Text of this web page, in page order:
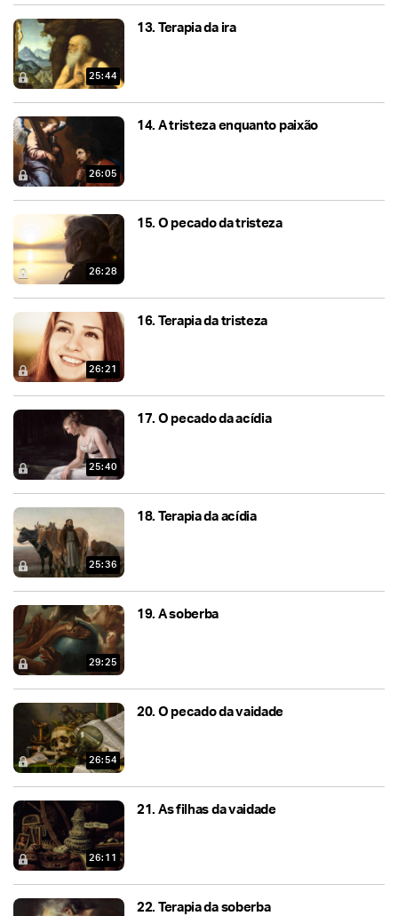
25:44
13. Terapia da ira
26:05
14. A tristeza enquanto paixão
26:28
15. O pecado da tristeza
26:21
16. Terapia da tristeza
25:40
17. O pecado da acídia
25:36
18. Terapia da acídia
29:25
19. A soberba
26:54
20. O pecado da vaidade
26:11
21. As filhas da vaidade
22. Terapia da soberba